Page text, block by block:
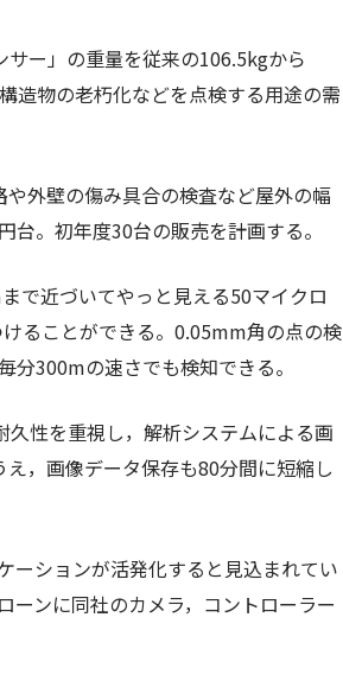
ー」の重量を従来の106.5kgから
造物の老朽化などを点検する用途の需
外壁の傷み具合の検査など屋外の幅
。初年度30台の販売を計画する。
で近づいてやっと見える50マイクロ
ることができる。0.05mm角の点の検
300mの速さでも検知できる。
性を重視し，解析システムによる画
，画像データ保存も80分間に短縮し
ーションが活発化すると見込まれてい
ーンに同社のカメラ，コントローラー